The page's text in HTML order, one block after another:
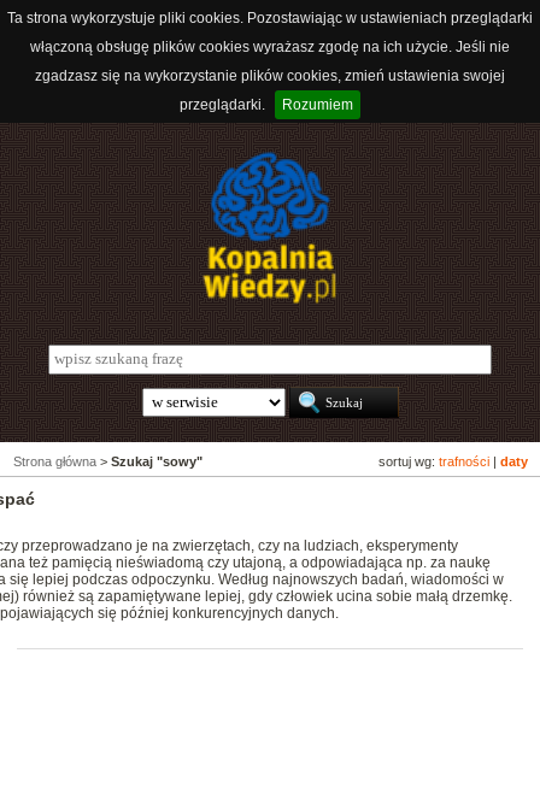
Ta strona wykorzystuje pliki cookies. Pozostawiając w ustawieniach przeglądarki
włączoną obsługę plików cookies wyrażasz zgodę na ich użycie. Jeśli nie
zgadzasz się na wykorzystanie plików cookies, zmień ustawienia swojej
przeglądarki.
Rozumiem
sortuj wg: trafności daty
Strona główna > Szukaj "sowy"
przeprowadzano je na zwierzętach, czy na ludziach, eksperymenty
też pamięcią nieświadomą czy utajoną, a odpowiadająca np. za naukę
lepiej podczas odpoczynku. Według najnowszych badań, wiadomości w
również są zapamiętywane lepiej, gdy człowiek ucina sobie małą drzemkę.
się później konkurencyjnych danych.